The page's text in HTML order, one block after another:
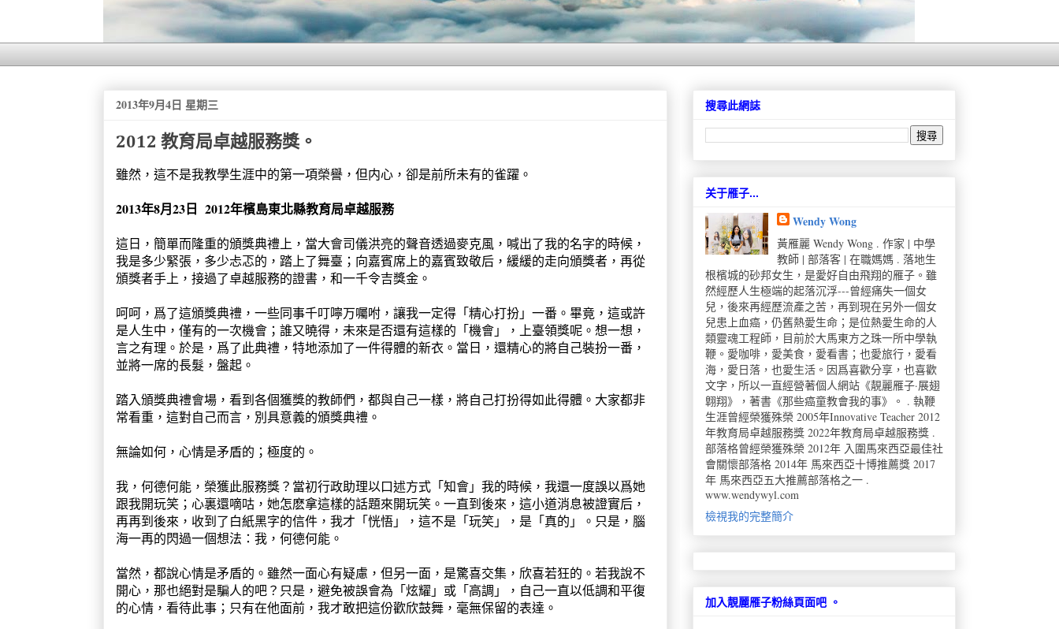
2013年9月4日 星期三
2012 教育局卓越服務獎。
雖然，這不是我教學生涯中的第一項榮譽，但内心，卻是前所未有的雀躍。
2013年8月23日 2012年檳島東北縣教育局卓越服務
這日，簡單而隆重的頒獎典禮上，當大會司儀洪亮的聲音透過麥克風，喊出了我的名字的時候，
我是多少緊張，多少忐忑的，踏上了舞臺；向嘉賓席上的嘉賓致敬后，緩緩的走向頒獎者，再從
頒獎者手上，接過了卓越服務的證書，和一千令吉獎金。
呵呵，爲了這頒獎典禮，一些同事千叮嚀万囑咐，讓我一定得「精心打扮」一番。畢竟，這或許
是人生中，僅有的一次機會；誰又曉得，未來是否還有這樣的「機會」，上臺領獎呢。想一想，
言之有理。於是，爲了此典禮，特地添加了一件得體的新衣。當日，還精心的將自己裝扮一番，
並將一席的長髮，盤起。
踏入頒獎典禮會場，看到各個獲獎的教師們，都與自己一樣，將自己打扮得如此得體。大家都非
常看重，這對自己而言，別具意義的頒獎典禮。
無論如何，心情是矛盾的；極度的。
我，何德何能，榮獲此服務獎？當初行政助理以口述方式「知會」我的時候，我還一度誤以爲她
跟我開玩笑；心裏還嘀咕，她怎麽拿這樣的話題來開玩笑。一直到後來，這小道消息被證實后，
再再到後來，收到了白紙黑字的信件，我才「恍悟」，這不是「玩笑」，是「真的」。只是，腦
海一再的閃過一個想法：我，何德何能。
當然，都說心情是矛盾的。雖然一面心有疑慮，但另一面，是驚喜交集，欣喜若狂的。若我說不
開心，那也絕對是騙人的吧？只是，避免被誤會為「炫耀」或「高調」，自己一直以低調和平復
的心情，看待此事；只有在他面前，我才敢把這份歡欣鼓舞，毫無保留的表達。
搜尋此網誌
关于雁子...
Wendy Wong
黃雁麗 Wendy Wong . 作家 | 中學
教師 | 部落客 | 在職媽媽 . 落地生
根檳城的砂邦女生，是愛好自由飛翔的雁子。雖
然經歷人生極端的起落沉浮---曾經痛失一個女
兒，後來再經歷流產之苦，再到現在另外一個女
兒患上血癌，仍舊熱愛生命；是位熱愛生命的人
類靈魂工程師，目前於大馬東方之珠一所中學執
鞭。愛咖啡，愛美食，愛看書；也愛旅行，愛看
海，愛日落，也愛生活。因爲喜歡分享，也喜歡
文字，所以一直經營著個人網站《靚麗雁子·展翅
翺翔》，著書《那些癌童教會我的事》。 . 執鞭
生涯曾經榮獲殊榮 2005年Innovative Teacher 2012
年教育局卓越服務獎 2022年教育局卓越服務獎 .
部落格曾經榮獲殊榮 2012年 入圍馬來西亞最佳社
會關懷部落格 2014年 馬來西亞十博推薦獎 2017
年 馬來西亞五大推薦部落格之一 .
www.wendywyl.com
檢視我的完整簡介
加入靚麗雁子粉絲頁面吧 。